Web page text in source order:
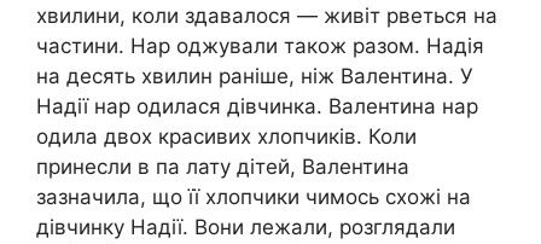
хвилини, коли здавалося — живіт рветься на
частини. Нар оджували також разом. Надія
на десять хвилин раніше, ніж Валентина. У
Надії нар одилася дівчинка. Валентина нар
одила двох красивих хлопчиків. Коли
принесли в па лату дітей, Валентина
зазначила, що її хлопчики чимось схожі на
дівчинку Надії. Вони лежали, розглядали